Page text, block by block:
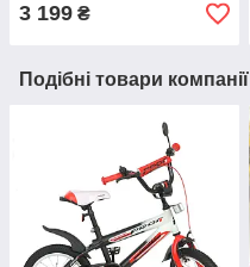
boy Y1446 Червоний
3 199 ₴
Подібні товари компанії